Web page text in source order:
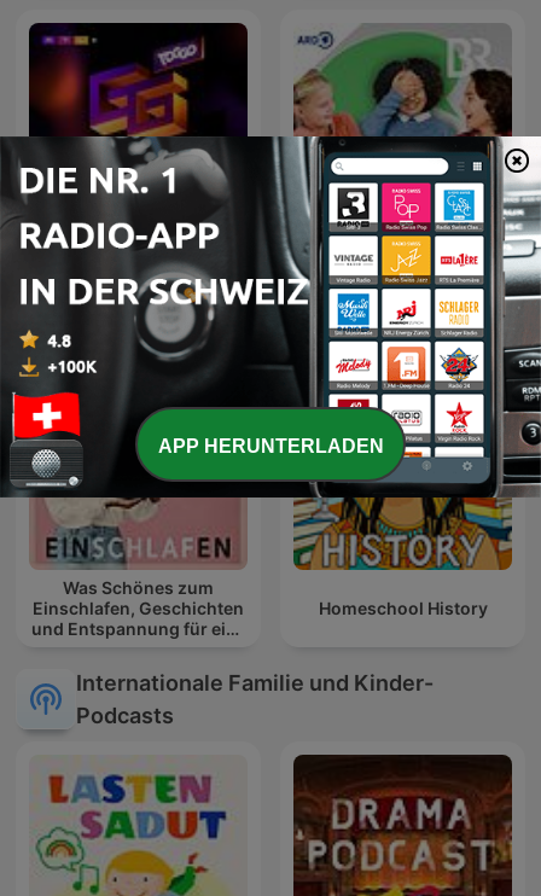
TOGGO GG - der Podcast
Quatsch & Weisheit:
Kinder reden. Über die
Welt. Und überhaupt
Was Schönes zum
Einschlafen, Geschichten
und Entspannung für eine
Homeschool History
Internationale Familie und Kinder-
Podcasts
APP HERUNTERLADEN